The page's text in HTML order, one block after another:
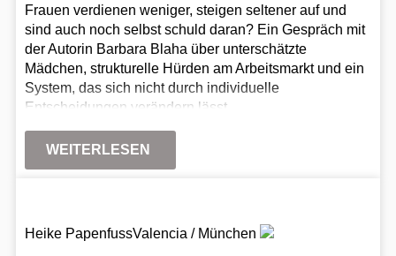
Frauen verdienen weniger, steigen seltener auf und
sind auch noch selbst schuld daran? Ein Gespräch mit
der Autorin Barbara Blaha über unterschätzte
Mädchen, strukturelle Hürden am Arbeitsmarkt und ein
System, das sich nicht durch individuelle
Entscheidungen verändern lässt.
WEITERLESEN
Heike PapenfussValencia / München